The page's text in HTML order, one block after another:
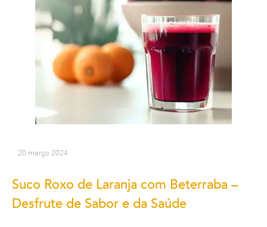
20 março 2024
Suco Roxo de Laranja com Beterraba –
Desfrute de Sabor e da Saúde